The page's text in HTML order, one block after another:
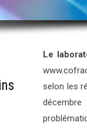
Le
selon les